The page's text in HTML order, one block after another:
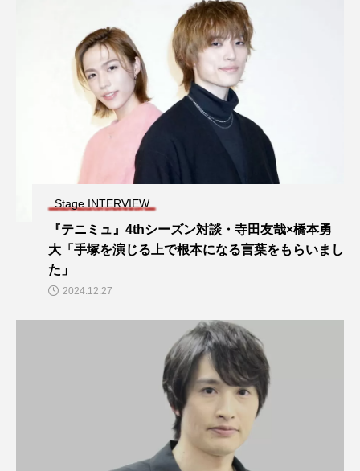
Stage INTERVIEW
『テニミュ』4thシーズン対談・寺田友哉×橋本勇
大「手塚を演じる上で根本になる言葉をもらいまし
た」
2024.12.27